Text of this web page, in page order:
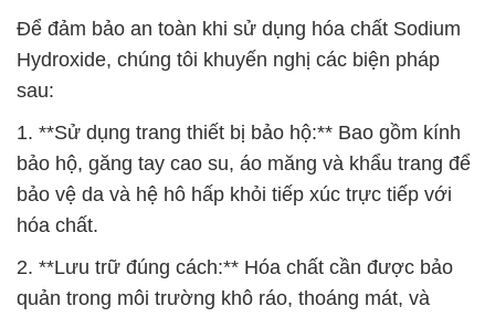
Để đảm bảo an toàn khi sử dụng hóa chất Sodium
Hydroxide, chúng tôi khuyến nghị các biện pháp
sau:
1. **Sử dụng trang thiết bị bảo hộ:** Bao gồm kính
bảo hộ, găng tay cao su, áo măng và khẩu trang để
bảo vệ da và hệ hô hấp khỏi tiếp xúc trực tiếp với
hóa chất.
2. **Lưu trữ đúng cách:** Hóa chất cần được bảo
quản trong môi trường khô ráo, thoáng mát, và